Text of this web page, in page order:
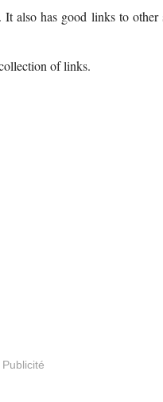
also has good links to other
of links.
Publicité